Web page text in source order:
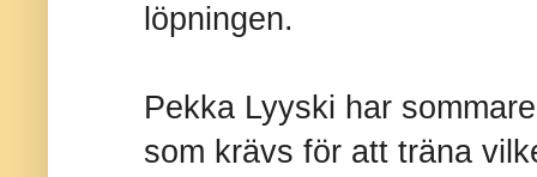
löpningen.
Pekka Lyyski har
som krävs för att träna